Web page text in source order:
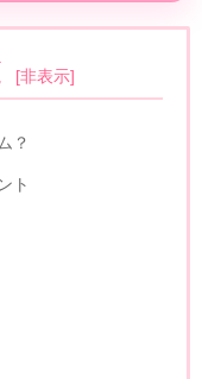
[非表示]
？
ト